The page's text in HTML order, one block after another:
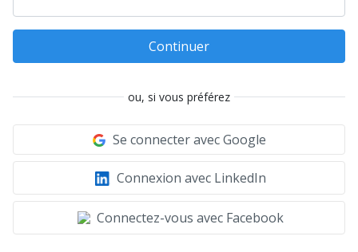
Continuer
ou, si vous préférez
Se connecter avec Google
Connexion avec LinkedIn
Connectez-vous avec Facebook